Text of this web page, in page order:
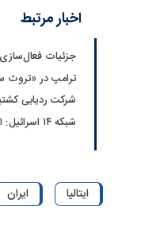
اخبار مرتبط
جزئیات
ترامپ در «تروث
شرکت ردیابی کشتیرانی کپلر: تنها ۶ نفت‌کش حامل
شبکه ۱۴ اسرائیل: ارزیابی در اسرائیل این است که ترامپ در مسیر توافق با ایران قرار دارد
ایتالیا ایران